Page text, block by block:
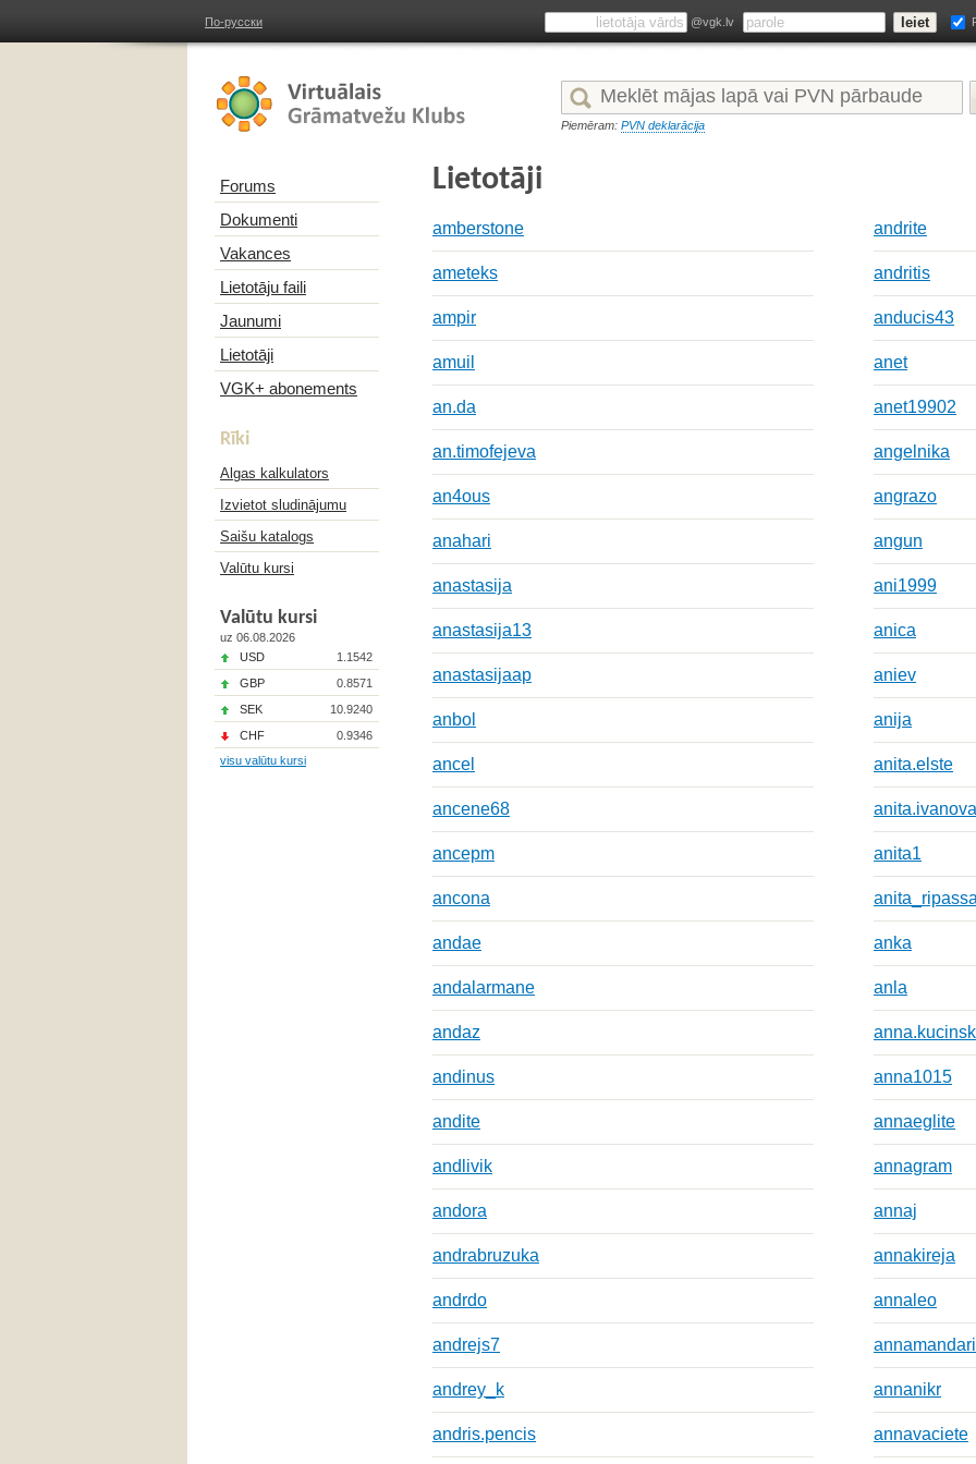
По-русски @vgk.lv
Piemēram: PVN deklarācija
Forums
Dokumenti
Vakances
Lietotāju faili
Jaunumi
Lietotāji
VGK+ abonements
Rīki
Algas kalkulators
Izvietot sludinājumu
Saišu katalogs
Valūtu kursi
Valūtu kursi
uz 06.08.2026
USD
1.1542
GBP
0.8571
SEK
10.9240
CHF
0.9346
visu valūtu kursi
Lietotāji
amberstone
ameteks
ampir
amuil
an.da
an.timofejeva
an4ous
anahari
anastasija
anastasija13
anastasijaap
anbol
ancel
ancene68
ancepm
ancona
andae
andalarmane
andaz
andinus
andite
andlivik
andora
andrabruzuka
andrdo
andrejs7
andrey_k
andris.pencis
andrite
andritis
anducis43
anet
anet19902
angelnika
angrazo
angun
ani1999
anica
aniev
anija
anita.elste
anita.ivanova
anita1
anka
anla
anna1015
annaeglite
annagram
annaj
annakireja
annaleo
annanikr
annavaciete